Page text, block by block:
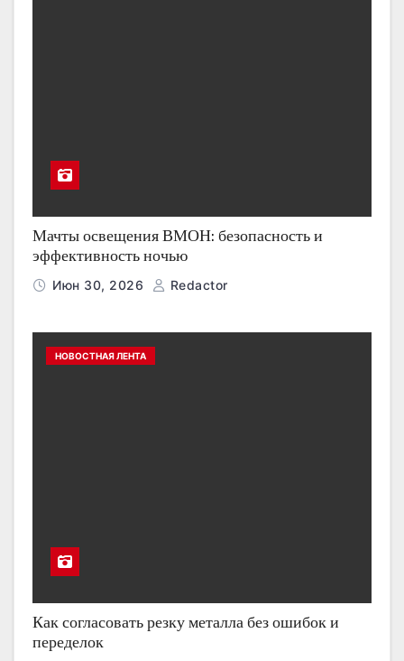
Мачты освещения ВМОН: безопасность и
эффективность ночью
Июн 30, 2026 Redactor
НОВОСТНАЯ ЛЕНТА
Как согласовать резку металла без ошибок и
переделок